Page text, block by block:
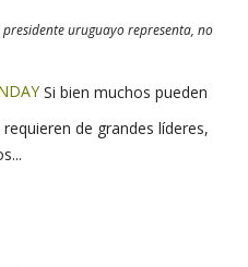
uruguayo representa, no
Si bien muchos pueden
de grandes líderes,